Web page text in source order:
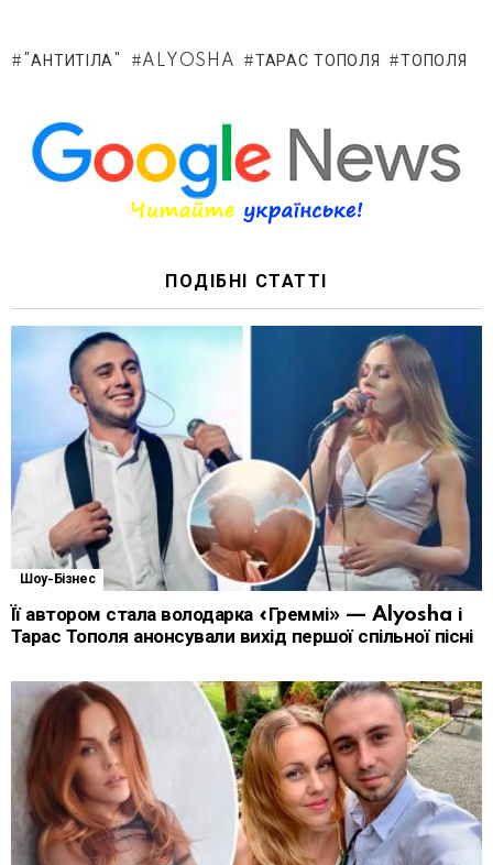
"АНТИТІЛА" ALYOSHA ТАРАС ТОПОЛЯ ТОПОЛЯ
ПОДІБНІ СТАТТІ
Шоу-Бізнес
Її автором стала володарка «Греммі» — Alyosha і
Тарас Тополя анонсували вихід першої спільної пісні